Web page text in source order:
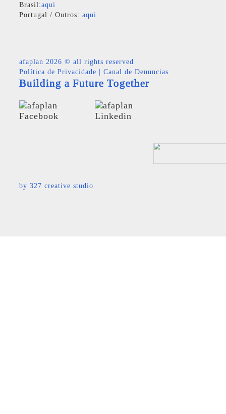
Brasil:aqui
Portugal / Outros: aqui
afaplan 2026 © all rights reserved
Política de Privacidade
Canal de Denuncias
Building a Future Together
by 327 creative studio